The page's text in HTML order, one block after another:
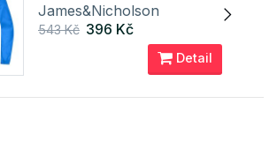
James&Nicholson
543 Kč 396 Kč
Detail